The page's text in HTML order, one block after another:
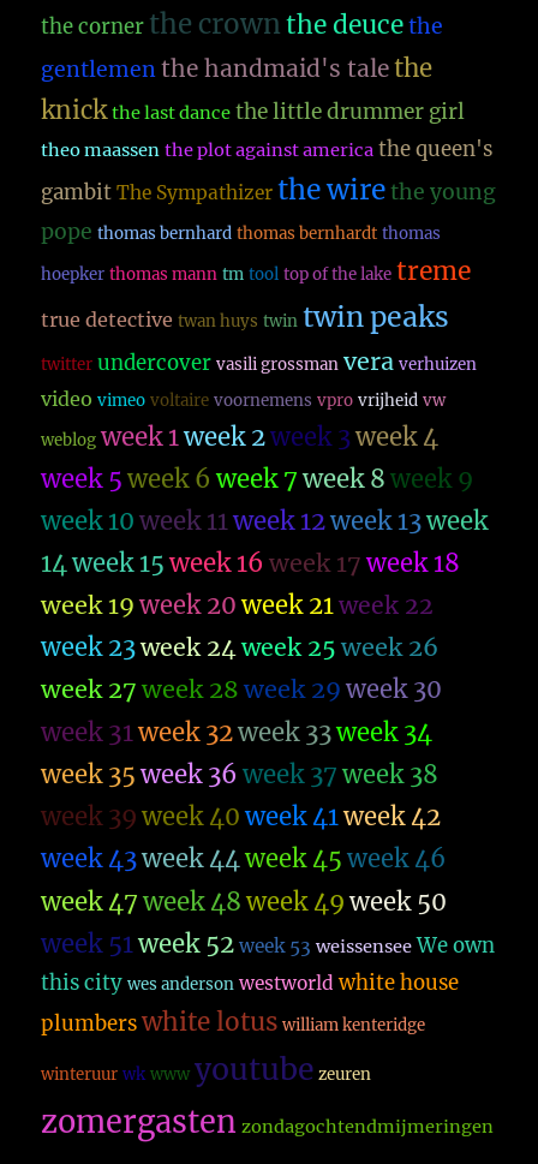
the corner the crown the deuce the
gentlemen the handmaid's talethe
knick the last dance the little drummer girl
theo maassen the plot against america the queen's
gambit The Sympathizer the wire the young
pope thomas bernhard thomas bernhardt thomas
hoepker thomas mann tm tool top of the lake treme
true detective twan huys twin twin peaks
twitter undercover vasili grossman vera verhuizen
video vimeo voltaire voornemens vpro vrijheid vw
weblog week 1week 2week 3week 4
week 5 week 6 week 7 week 8 week 9
week 10 week 11week 12week 13week
14week 15 week 16 week 17 week 18
week 19 week 20 week 21week 22
week 23week 24week 25 week 26
week 27 week 28 week 29 week 30
week 31week 32week 33week 34
week 35 week 36 week 37 week 38
week 39 week 40 week 41week 42
week 43week 44week 45 week 46
week 47 week 48 week 49 week 50
week 51week 52 week 53 weissensee We own
this city wes anderson westworld white house
plumbers white lotus william kenteridge
winteruur wk www youtube zeuren
zomergasten zondagochtendmijmeringen